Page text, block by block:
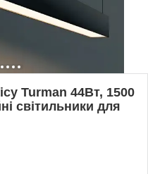
Turman 44Вт, 1500
світильники для